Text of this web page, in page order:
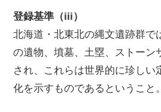
登録基準（iii）
北海道・北東北の縄文遺跡群で
の遺物、墳墓、土塁、ストーン
され、これらは世界的に珍しい
化を示すものであるということ。